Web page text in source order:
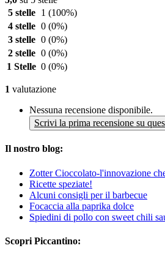
5 stelle
1 (100%)
4 stelle 0 (0%)
3 stelle 0 (0%)
2 stelle 0 (0%)
1 Stelle 0 (0%)
1 valutazione
Nessuna recensione disponibile.
Scrivi la prima recensione su
Il nostro blog:
Zotter Cioccolato-l'innovazione
Ricette speziate!
Alcuni consigli per il barbecue
Focaccia alla paprika dolce
Spiedini di pollo con sweet chili
Scopri Piccantino: